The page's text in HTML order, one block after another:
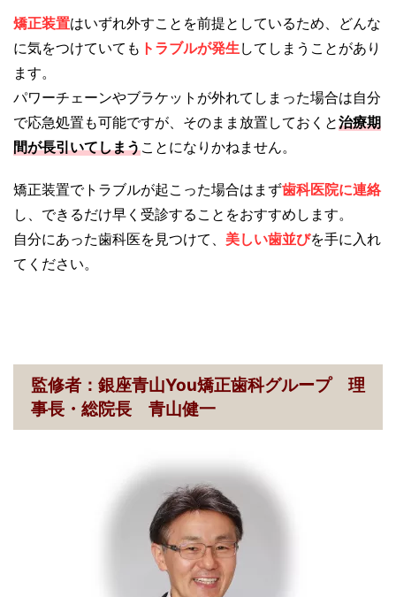
矯正装置はいずれ外すことを前提としているため、どんな
に気をつけていても トラブルが発生 してしまうことがあり
ます。
パワーチェーンやブラケットが外れてしまった場合は自分
で応急処置も可能ですが、そのまま放置しておくと治療期
間が長引いてしまうことになりかねません。
矯正装置でトラブルが起こった場合はまず歯科医院に連絡
し、できるだけ早く受診することをおすすめします。
自分にあった歯科医を見つけて、 美しい歯並びを手に入れ
てください。
監修者：銀座青山You矯正歯科グループ 理
事長・総院長 青山健一